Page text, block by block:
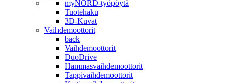
myNORD-työpöytä
Tuotehaku
3D-Kuvat
Vaihdemoottorit
back
Vaihdemoottorit
DuoDrive
Hammasvaihdemoottorit
Tappivaihdemoottorit